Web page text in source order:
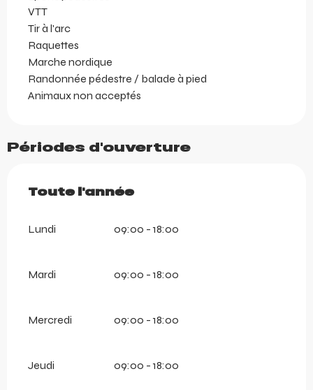
VTT
Tir à l'arc
Raquettes
Marche nordique
Randonnée pédestre / balade à pied
Animaux non acceptés
Périodes d'ouverture
Toute l'année
Toute l'année
Lundi 09:00 - 18:00
Mardi 09:00 - 18:00
Mercredi 09:00 - 18:00
Jeudi 09:00 - 18:00